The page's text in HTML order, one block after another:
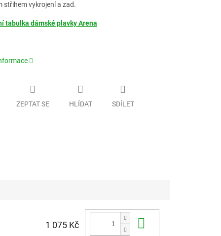
střihem vykrojení a zad.
tabulka dámské plavky Arena
ZEPTAT SE HLÍDAT SDÍLET
1 075 Kč